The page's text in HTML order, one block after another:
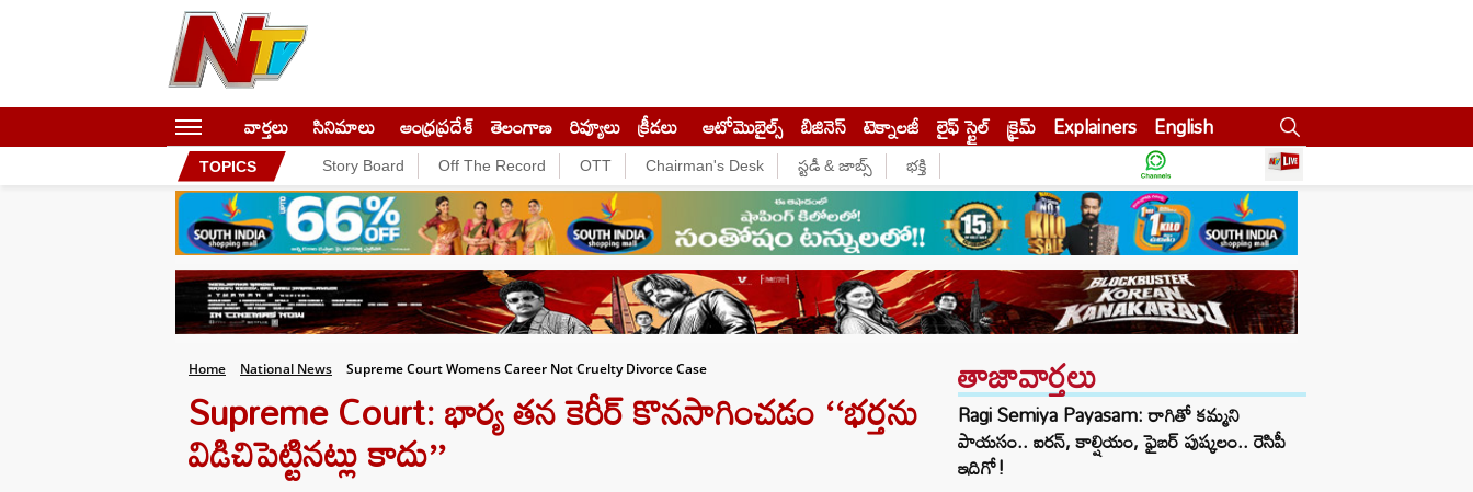
వార్తలు సినిమాలు ఆంధ్రప్రదేశ్ తెలంగాణ రివ్యూలు క్రీడలు ఆటోమొబైల్స్ బిజినెస్‌ టెక్నాలజీ లైఫ్ స్టైల్ క్రైమ్ Explainers English
TOPICS Story Board Off The Record OTT Chairman's Desk స్టడీ & జాబ్స్ భక్తి
Home National News Supreme Court Womens Career Not Cruelty Divorce Case
Supreme Court: భార్య తన కెరీర్ కొనసాగించడం ‘‘భర్తను
విడిచిపెట్టినట్లు కాదు’’
తాజావార్తలు
Ragi Semiya Payasam: రాగితో కమ్మని
పాయసం.. ఐరన్, కాల్షియం, ఫైబర్ పుష్కలం.. రెసిపీ
ఇదిగో!